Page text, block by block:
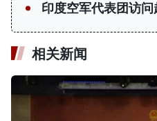
印度空军代表团访
相关新闻